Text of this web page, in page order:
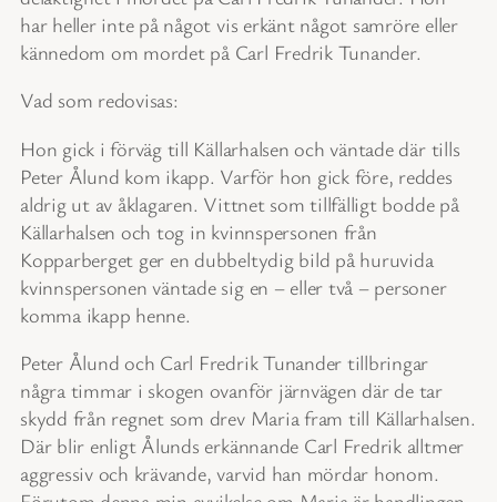
har heller inte på något vis erkänt något samröre eller
kännedom om mordet på Carl Fredrik Tunander.
Vad som redovisas:
Hon gick i förväg till Källarhalsen och väntade där tills
Peter Ålund kom ikapp. Varför hon gick före, reddes
aldrig ut av åklagaren. Vittnet som tillfälligt bodde på
Källarhalsen och tog in kvinnspersonen från
Kopparberget ger en dubbeltydig bild på huruvida
kvinnspersonen väntade sig en – eller två – personer
komma ikapp henne.
Peter Ålund och Carl Fredrik Tunander tillbringar
några timmar i skogen ovanför järnvägen där de tar
skydd från regnet som drev Maria fram till Källarhalsen.
Där blir enligt Ålunds erkännande Carl Fredrik alltmer
aggressiv och krävande, varvid han mördar honom.